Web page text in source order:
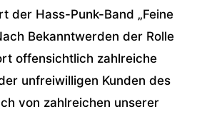
der Hass-Punk-Band „Feine
Bekanntwerden der Rolle
offensichtlich zahlreiche
unfreiwilligen Kunden des
von zahlreichen unserer